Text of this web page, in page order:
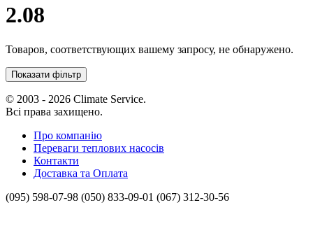
2.08
Товаров, соответствующих вашему запросу, не обнаружено.
Показати фільтр
© 2003 - 2026 Climate Service.
Всі права захищено.
Про компанію
Переваги теплових насосів
Контакти
Доставка та Оплата
(095) 598-07-98 (050) 833-09-01 (067) 312-30-56